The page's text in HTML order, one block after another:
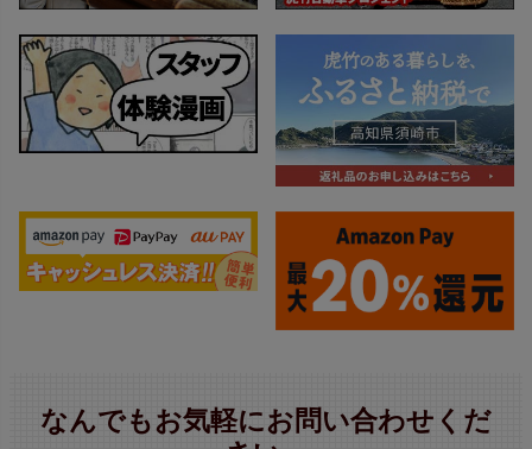
なんでもお気軽にお問い合わせくだ